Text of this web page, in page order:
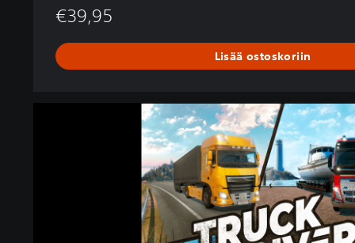
€39,95
Lisää ostoskoriin